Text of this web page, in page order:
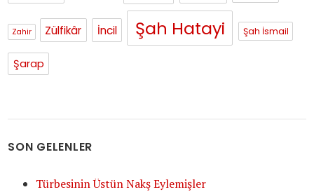
Zahir Zülfikâr İncil Şah Hatayi Şah İsmail
Şarap
SON GELENLER
Türbesinin Üstün Nakş Eylemişler